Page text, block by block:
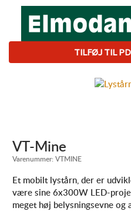
VT-Mine
Varenummer:VTMINE
Et mobilt lystårn, der er
være sine 6x300W LED-
meget høj belysningsevne og
TILFØJ TIL